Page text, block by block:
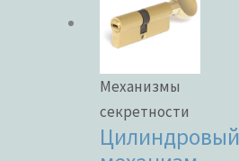
Механизмы
секретности
Цилиндровый